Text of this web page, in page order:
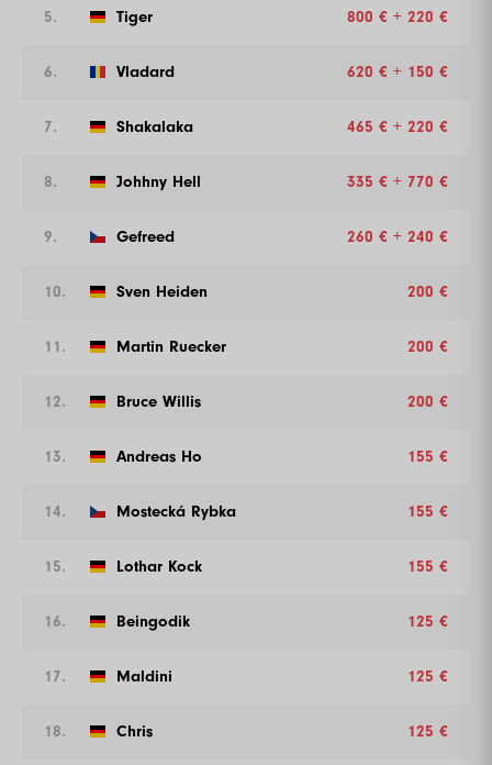
5. Tiger 800 € + 220 €
6. Vladard 620 € + 150 €
7. Shakalaka 465 € + 220 €
8. Johhny Hell 335 € + 770 €
9. Gefreed 260 € + 240 €
10. Sven Heiden 200 €
11. Martin Ruecker 200 €
12. Bruce Willis 200 €
13. Andreas Ho 155 €
14. Mostecká Rybka 155 €
15. Lothar Kock 155 €
16. Beingodik 125 €
17. Maldini 125 €
18. Chris 125 €